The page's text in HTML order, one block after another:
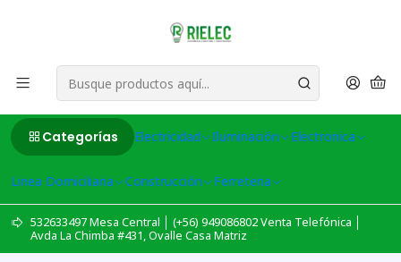
Categorías Electricidad Iluminación Electronica
Linea Domiciliaria Construcción Ferreteria
532633497 Mesa Central │ (+56) 949086802 Venta Telefónica │
Avda La Chimba #431, Ovalle Casa Matriz